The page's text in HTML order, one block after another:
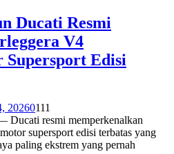
Ducati Resmi
V4
Supersport Edisi
20260111
resmi memperkenalkan
supersport edisi terbatas yang
paling ekstrem yang pernah